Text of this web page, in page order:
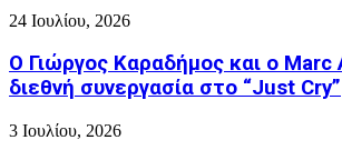
24 Ιουλίου, 2026
Ο Γιώργος Καραδήμος και ο Marc
διεθνή συνεργασία στο “Just Cry”
3 Ιουλίου, 2026